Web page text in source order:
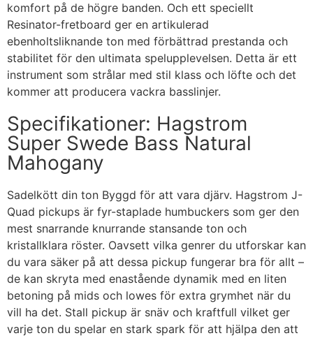
komfort på de högre banden. Och ett speciellt
Resinator-fretboard ger en artikulerad
ebenholtsliknande ton med förbättrad prestanda och
stabilitet för den ultimata spelupplevelsen. Detta är ett
instrument som strålar med stil klass och löfte och det
kommer att producera vackra basslinjer.
Specifikationer: Hagstrom
Super Swede Bass Natural
Mahogany
Sadelkött din ton Byggd för att vara djärv. Hagstrom J-
Quad pickups är fyr-staplade humbuckers som ger den
mest snarrande knurrande stansande ton och
kristallklara röster. Oavsett vilka genrer du utforskar kan
du vara säker på att dessa pickup fungerar bra för allt –
de kan skryta med enastående dynamik med en liten
betoning på mids och lowes för extra grymhet när du
vill ha det. Stall pickup är snäv och kraftfull vilket ger
varje ton du spelar en stark spark för att hjälpa den att